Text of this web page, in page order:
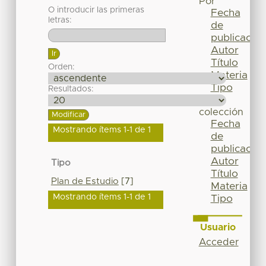
O introducir las primeras
letras:
Orden:
Resultados:
Mostrando ítems 1-1 de 1
Tipo
Plan de Estudio [7]
Mostrando ítems 1-1 de 1
Fecha
de
publicación
Autor
Título
Materia
Tipo
colección
Fecha
de
publicación
Autor
Título
Materia
Tipo
Usuario
Acceder